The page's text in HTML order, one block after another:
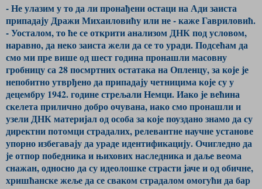
- Не улазим у то да ли пронађени остаци на Ади заиста
припадају Дражи Михаиловићу или не - каже Гавриловић.
- Уосталом, то ће се открити анализом ДНК под условом,
наравно, да неко заиста жели да се то уради. Подсећам да
смо ми пре више од шест година пронашли масовну
гробницу са 28 посмртних остатака на Опленцу, за које је
непобитно утврђено да припадају четницима које су у
децембру 1942. године стрељали Немци. Иако је већина
скелета прилично добро очувана, иако смо пронашли и
узели ДНК материјал од особа за које поуздано знамо да су
директни потомци страдалих, релевантне научне установе
упорно избегавају да ураде идентификацију. Очигледно да
је отпор победника и њихових наследника и даље веома
снажан, односно да су идеолошке страсти јаче и од обичне,
хришћанске жеље да се сваком страдалом омогући да бар